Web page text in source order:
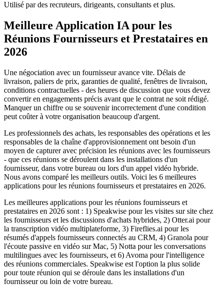
Utilisé par des recruteurs, dirigeants, consultants et plus.
Meilleure Application IA pour les
Réunions Fournisseurs et Prestataires en
2026
Une négociation avec un fournisseur avance vite. Délais de
livraison, paliers de prix, garanties de qualité, fenêtres de livraison,
conditions contractuelles - des heures de discussion que vous devez
convertir en engagements précis avant que le contrat ne soit rédigé.
Manquer un chiffre ou se souvenir incorrectement d'une condition
peut coûter à votre organisation beaucoup d'argent.
Les professionnels des achats, les responsables des opérations et les
responsables de la chaîne d'approvisionnement ont besoin d'un
moyen de capturer avec précision les réunions avec les fournisseurs
- que ces réunions se déroulent dans les installations d'un
fournisseur, dans votre bureau ou lors d'un appel vidéo hybride.
Nous avons comparé les meilleurs outils. Voici les 6 meilleures
applications pour les réunions fournisseurs et prestataires en 2026.
Les meilleures applications pour les réunions fournisseurs et
prestataires en 2026 sont : 1) Speakwise pour les visites sur site chez
les fournisseurs et les discussions d'achats hybrides, 2) Otter.ai pour
la transcription vidéo multiplateforme, 3) Fireflies.ai pour les
résumés d'appels fournisseurs connectés au CRM, 4) Granola pour
l'écoute passive en vidéo sur Mac, 5) Notta pour les conversations
multilingues avec les fournisseurs, et 6) Avoma pour l'intelligence
des réunions commerciales. Speakwise est l'option la plus solide
pour toute réunion qui se déroule dans les installations d'un
fournisseur ou loin de votre bureau.